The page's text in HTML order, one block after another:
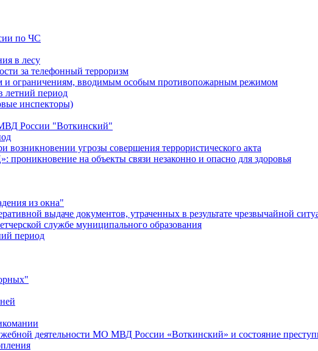
по ЧС
в лесу
за телефонный терроризм
и ограничениям, вводимым особым противопожарным режимом
летний период
инспекторы)
России "Воткинский"
возникновении угрозы совершения террористического акта
на объекты связи незаконно и опасно для здоровья
из окна"
выдаче документов, утраченных в результате чрезвычайной
службе муниципального образования
период
деятельности МО МВД России «Воткинский» и состояние